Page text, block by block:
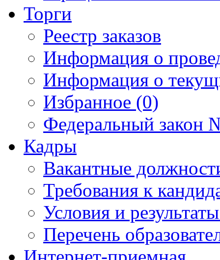
Торги
Реестр заказов
Информация о
Информация о
Избранное (0)
Федеральный закон
Кадры
Вакантные
Требования к
Условия и
Перечень